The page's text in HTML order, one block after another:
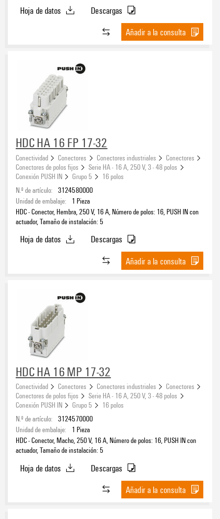
Hoja de datos
Descargas
Añadir a la consulta
HDC HA 16 FP 17-32
Conectividad Conectores Conectores industriales
Conectores
Conectores de polos fijos
Serie HA - 16 A, 250 V, 3 - 48 polos
Conexión PUSH IN
Grupo 5
16 polos
N.º de artículo: 3124580000
Unidad de embalaje:
1 Pieza
HDC - Conector, Hembra, 250 V, 16 A, Número de polos: 16, PUSH IN con
actuador, Tamaño de instalación: 5
Hoja de datos
Descargas
Añadir a la consulta
HDC HA 16 MP 17-32
Conectividad Conectores Conectores industriales
Conectores
Conectores de polos fijos
Serie HA - 16 A, 250 V, 3 - 48 polos
Conexión PUSH IN
Grupo 5
16 polos
N.º de artículo: 3124570000
Unidad de embalaje:
1 Pieza
HDC - Conector, Macho, 250 V, 16 A, Número de polos: 16, PUSH IN con
actuador, Tamaño de instalación: 5
Hoja de datos
Descargas
Añadir a la consulta